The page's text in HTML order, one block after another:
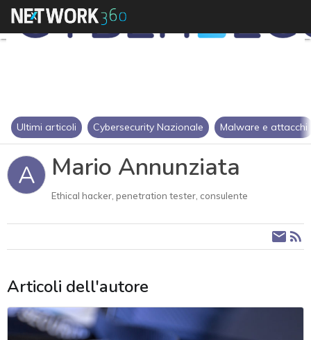
Ultimi articoli Cybersecurity Nazionale Malware e attacchi
A Mario Annunziata
Ethical hacker, penetration tester, consulente
Articoli dell'autore